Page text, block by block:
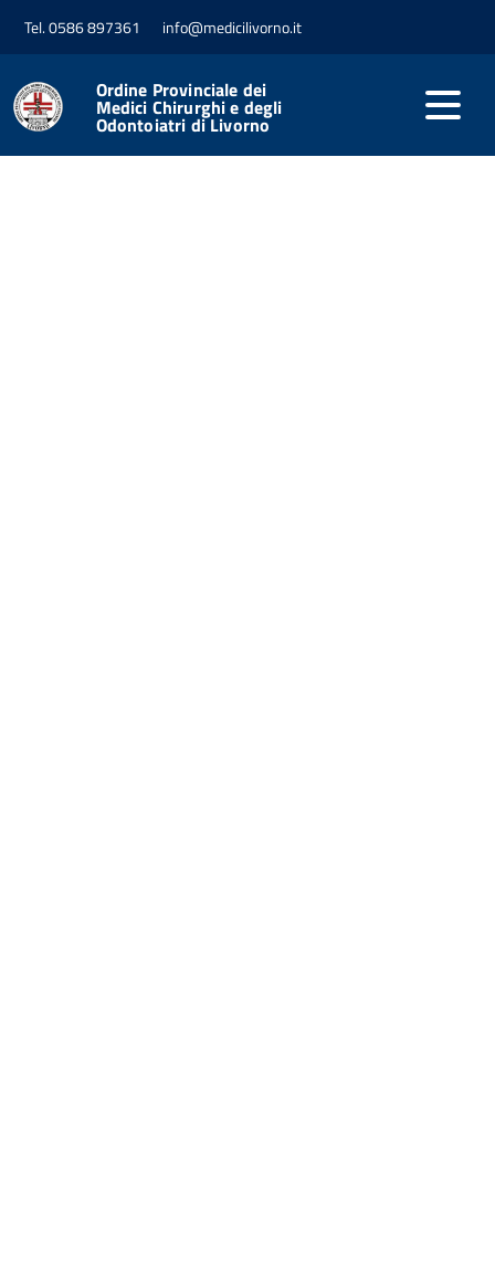
Tel. 0586 897361 info@medicilivorno.it
Ordine Provinciale dei
Medici Chirurghi e degli
Odontoiatri di Livorno